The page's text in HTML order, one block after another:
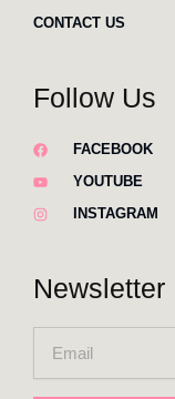
CONTACT US
Follow Us
FACEBOOK
YOUTUBE
INSTAGRAM
Newsletter